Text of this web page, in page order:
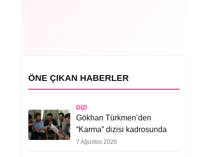
ÖNE ÇIKAN HABERLER
DIZI
Gökhan Türkmen’den
“Karma” dizisi kadrosunda
7 Ağustos 2026